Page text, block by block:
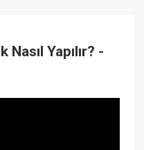
Yapılır? -